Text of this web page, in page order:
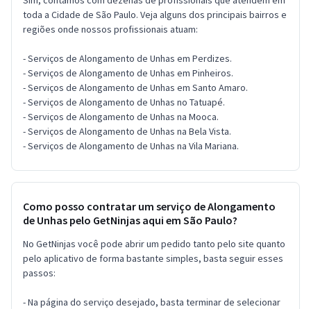
toda a Cidade de São Paulo. Veja alguns dos principais bairros e
regiões onde nossos profissionais atuam:
- Serviços de Alongamento de Unhas em Perdizes.
- Serviços de Alongamento de Unhas em Pinheiros.
- Serviços de Alongamento de Unhas em Santo Amaro.
- Serviços de Alongamento de Unhas no Tatuapé.
- Serviços de Alongamento de Unhas na Mooca.
- Serviços de Alongamento de Unhas na Bela Vista.
- Serviços de Alongamento de Unhas na Vila Mariana.
Como posso contratar um serviço de Alongamento
de Unhas pelo GetNinjas aqui em São Paulo?
No GetNinjas você pode abrir um pedido tanto pelo site quanto
pelo aplicativo de forma bastante simples, basta seguir esses
passos:
- Na página do serviço desejado, basta terminar de selecionar